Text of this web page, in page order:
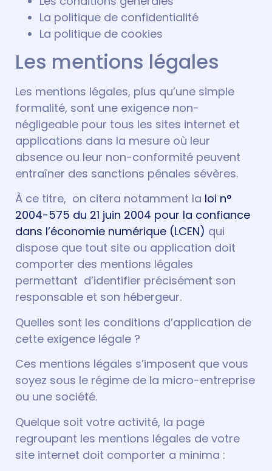
La politique de confidentialité
La politique de cookies
Les mentions légales
Les mentions légales, plus qu’une simple
formalité, sont une exigence non-
négligeable pour tous les sites internet et
applications dans la mesure où leur
absence ou leur non-conformité peuvent
entraîner des sanctions pénales sévères.
À ce titre, on citera notamment la loi n°
2004-575 du 21 juin 2004 pour la confiance
dans l’économie numérique (LCEN) qui
dispose que tout site ou application doit
comporter des mentions légales
permettant d’identifier précisément son
responsable et son hébergeur.
Quelles sont les conditions d’application de
cette exigence légale ?
Ces mentions légales s’imposent que vous
soyez sous le régime de la micro-entreprise
ou une société.
Quelque soit votre activité, la page
regroupant les mentions légales de votre
site internet doit comporter a minima :